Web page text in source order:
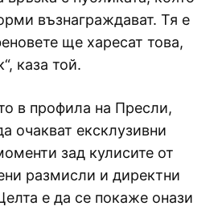
възнаграждават. Тя е
ще харесат това,
каза той.
в профила на Пресли,
очакват ексклузивни
зад кулисите от
размисли и директни
е да се покаже онази